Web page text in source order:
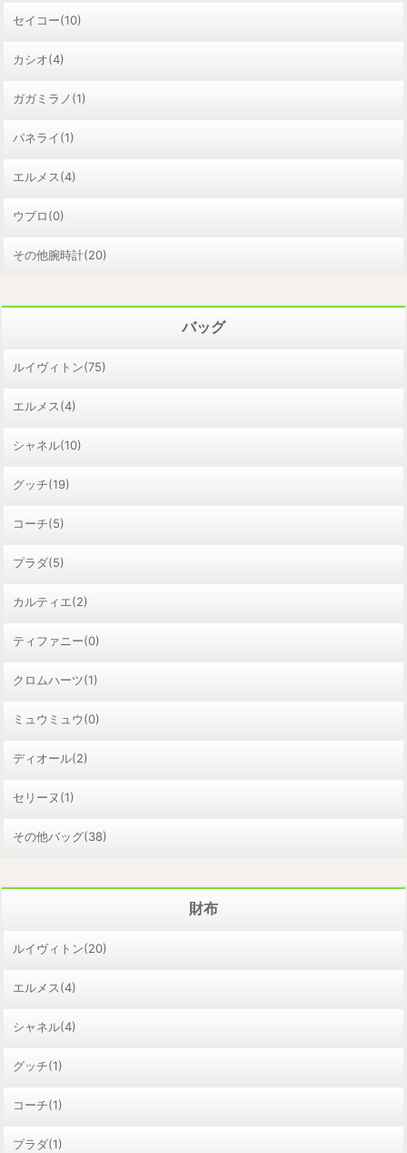
セイコー(10)
カシオ(4)
ガガミラノ(1)
パネライ(1)
エルメス(4)
ウブロ(0)
その他腕時計(20)
バッグ
ルイヴィトン(75)
エルメス(4)
シャネル(10)
グッチ(19)
コーチ(5)
プラダ(5)
カルティエ(2)
ティファニー(0)
クロムハーツ(1)
ミュウミュウ(0)
ディオール(2)
セリーヌ(1)
その他バッグ(38)
財布
ルイヴィトン(20)
エルメス(4)
シャネル(4)
グッチ(1)
コーチ(1)
プラダ(1)